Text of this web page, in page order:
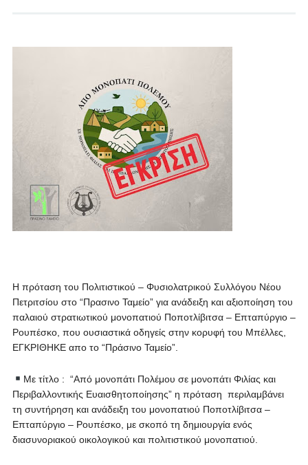
Η πρόταση του Πολιτιστικού – Φυσιολατρικού Συλλόγου Νέου
Πετριτσίου στο “Πρασινο Ταμείο” για ανάδειξη και αξιοποίηση του
παλαιού στρατιωτικού μονοπατιού Ποποτλίβιτσα – Επταπύργιο –
Ρουπέσκο, που ουσιαστικά οδηγείς στην κορυφή του Μπέλλες,
ΕΓΚΡΙΘΗΚΕ απο το “Πράσινο Ταμείο”.
Με τίτλο : “Από μονοπάτι Πολέμου σε μονοπάτι Φιλίας και
Περιβαλλοντικής Ευαισθητοποίησης” η πρόταση περιλαμβάνει
τη συντήρηση και ανάδειξη του μονοπατιού Ποποτλίβιτσα –
Επταπύργιο – Ρουπέσκο, με σκοπό τη δημιουργία ενός
διασυνοριακού οικολογικού και πολιτιστικού μονοπατιού.